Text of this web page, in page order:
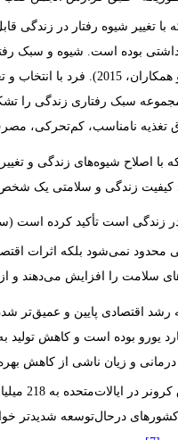
تغییر شیوه رفتار در زندگی
بوده است. شیوه و سبک
همکاران
، 2015). فرد با
مجموعه سبک رفتاری زندگی را
تغذیه نامناسب، کم‌تحرکی،
اصلاح شیوه‌های زندگی و
جهانی نیز عنوان کرده است 60 درصد
زندگی است تأکید کرده است
محدود نمی‌شود بلکه اثرات
سلامت را افزایش می‌دهند و از
رشد اقتصادی پایین و عمیق‌تر
یورو بوده است و کاهش تولید
درمانی و زیان ناشی از کاهش
کرونر در ایالات‌متحده به 218
کشورهای درحال‌توسعه شدیدتر